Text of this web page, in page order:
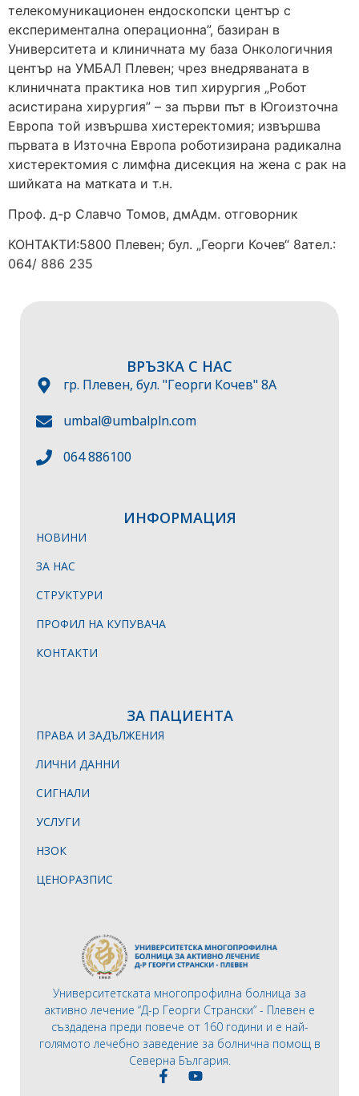
телекомуникационен ендоскопски център с
експериментална операционна”, базиран в
Университета и клиничната му база Онкологичния
център на УМБАЛ Плевен; чрез внедряваната в
клиничната практика нов тип хирургия „Робот
асистирана хирургия” – за първи път в Югоизточна
Европа той извършва хистеректомия; извършва
първата в Източна Европа роботизирана радикална
хистеректомия с лимфна дисекция на жена с рак на
шийката на матката и т.н.
Проф. д-р Славчо Томов, дмАдм. отговорник
КОНТАКТИ:5800 Плевен; бул. „Георги Кочев“ 8ател.:
064/ 886 235
Университетската многопрофилна болница за
активно лечение “Д-р Георги Странски” - Плевен е
създадена преди повече от 160 години и е най-
голямото лечебно заведение за болнична помощ в
Северна България.
ИНФОРМАЦИЯ
НОВИНИ
ЗА НАС
СТРУКТУРИ
ПРОФИЛ НА КУПУВАЧА
КОНТАКТИ
ЗА ПАЦИЕНТА
ПРАВА И ЗАДЪЛЖЕНИЯ
ЛИЧНИ ДАННИ
СИГНАЛИ
УСЛУГИ
НЗОК
ЦЕНОРАЗПИС
ВРЪЗКА С НАС
гр. Плевен, бул. "Георги Кочев" 8А
umbal@umbalpln.com
064 886100